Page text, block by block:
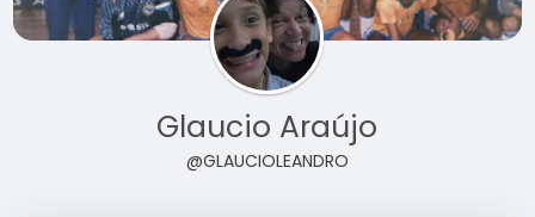
Glaucio Araújo
@GLAUCIOLEANDRO